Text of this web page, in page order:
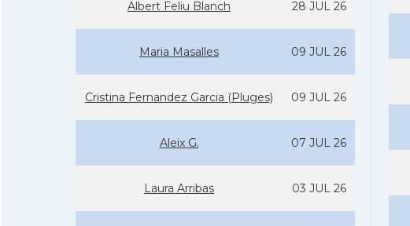
Albert Feliu Blanch 28 JUL 26
Maria Masalles 09 JUL 26
Cristina Fernandez Garcia (Pluges) 09 JUL 26
Aleix G. 07 JUL 26
Laura Arribas 03 JUL 26